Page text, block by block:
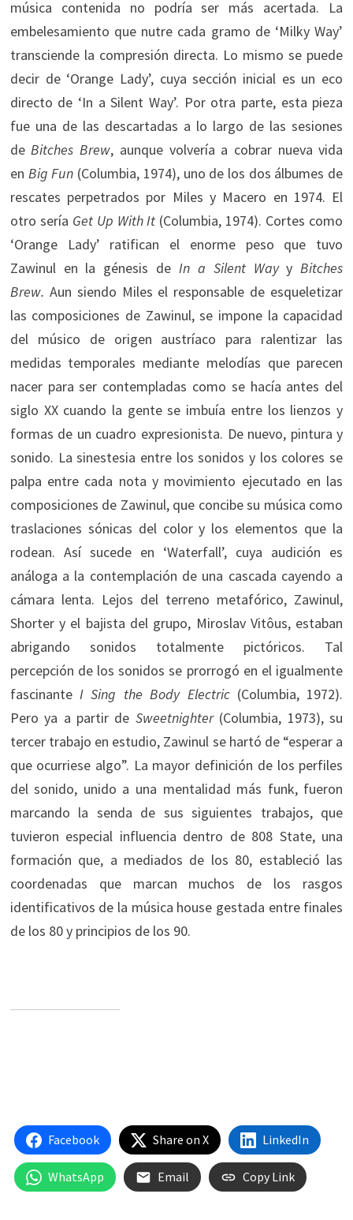
música contenida no podría ser más acertada. La
embelesamiento que nutre cada gramo de ‘Milky Way’
transciende la compresión directa. Lo mismo se puede
decir de ‘Orange Lady’, cuya sección inicial es un eco
directo de ‘In a Silent Way’. Por otra parte, esta pieza
fue una de las descartadas a lo largo de las sesiones
deBitches Brew, aunque volvería a cobrar nueva vida
en Big Fun (Columbia, 1974), uno de los dos álbumes de
rescates perpetrados por Miles y Macero en 1974. El
otro sería Get Up With It (Columbia, 1974). Cortes como
‘Orange Lady’ ratifican el enorme peso que tuvo
Zawinul en la génesis de In a Silent WayyBitches
Brew. Aun siendo Miles el responsable de esqueletizar
las composiciones de Zawinul, se impone la capacidad
del músico de origen austríaco para ralentizar las
medidas temporales mediante melodías que parecen
nacer para ser contempladas como se hacía antes del
siglo XX cuando la gente se imbuía entre los lienzos y
formas de un cuadro expresionista. De nuevo, pintura y
sonido. La sinestesia entre los sonidos y los colores se
palpa entre cada nota y movimiento ejecutado en las
composiciones de Zawinul, que concibe su música como
traslaciones sónicas del color y los elementos que la
rodean. Así sucede en ‘Waterfall’, cuya audición es
análoga a la contemplación de una cascada cayendo a
cámara lenta. Lejos del terreno metafórico, Zawinul,
Shorter y el bajista del grupo, Miroslav Vitôus, estaban
abrigando sonidos totalmente pictóricos. Tal
percepción de los sonidos se prorrogó en el igualmente
fascinanteI Sing the Body Electric (Columbia, 1972).
Pero ya a partir de Sweetnighter (Columbia, 1973), su
tercer trabajo en estudio, Zawinul se hartó de “esperar a
que ocurriese algo”. La mayor definición de los perfiles
del sonido, unido a una mentalidad más funk, fueron
marcando la senda de sus siguientes trabajos, que
tuvieron especial influencia dentro de 808 State, una
formación que, a mediados de los 80, estableció las
coordenadas que marcan muchos de los rasgos
identificativos de la música house gestada entre finales
de los 80 y principios de los 90.
Facebook Share on X LinkedIn
WhatsApp Email Copy Link